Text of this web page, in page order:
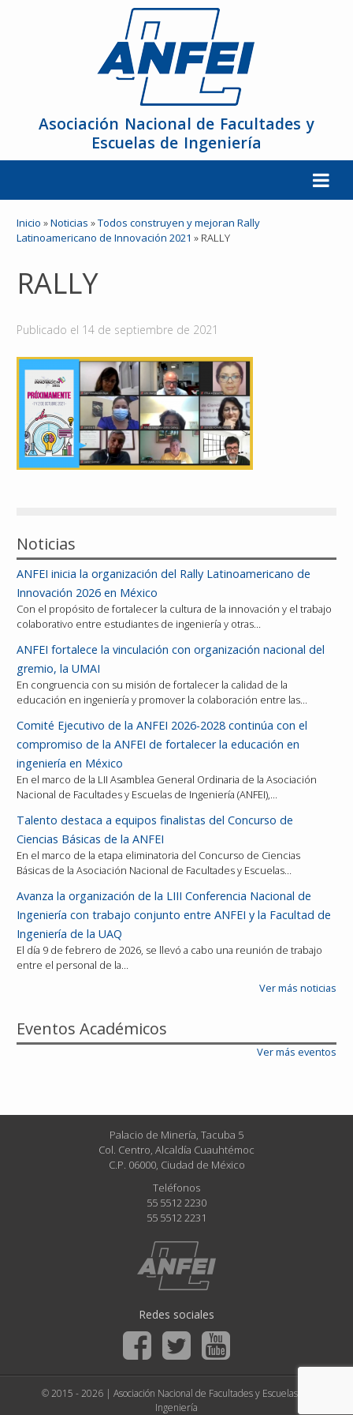
Asociación Nacional de Facultades y
Escuelas de Ingeniería
La ANFEI
Reuniones y Conferencias
Reconocimientos
Publicaciones
Afiliación
Inicio »Noticias »Todos construyen y mejoran Rally
Latinoamericano de Innovación 2021 » RALLY
RALLY
Publicado el 14 de septiembre de 2021
Noticias
ANFEI inicia la organización del Rally Latinoamericano de
Innovación 2026 en México
Con el propósito de fortalecer la cultura de la innovación y el trabajo
colaborativo entre estudiantes de ingeniería y otras…
ANFEI fortalece la vinculación con organización nacional del
gremio, la UMAI
En congruencia con su misión de fortalecer la calidad de la
educación en ingeniería y promover la colaboración entre las…
Comité Ejecutivo de la ANFEI 2026-2028 continúa con el
compromiso de la ANFEI de fortalecer la educación en
ingeniería en México
En el marco de la LII Asamblea General Ordinaria de la Asociación
Nacional de Facultades y Escuelas de Ingeniería (ANFEI),…
Talento destaca a equipos finalistas del Concurso de
Ciencias Básicas de la ANFEI
En el marco de la etapa eliminatoria del Concurso de Ciencias
Básicas de la Asociación Nacional de Facultades y Escuelas…
Avanza la organización de la LIII Conferencia Nacional de
Ingeniería con trabajo conjunto entre ANFEI y la Facultad de
Ingeniería de la UAQ
El día 9 de febrero de 2026, se llevó a cabo una reunión de trabajo
entre el personal de la…
Ver más noticias
Eventos Académicos
Ver más eventos
Palacio de Minería, Tacuba 5
Col. Centro, Alcaldía Cuauhtémoc
C.P. 06000, Ciudad de México
Teléfonos
55 5512 2230
55 5512 2231
Redes sociales
© 2015 - 2026 | Asociación Nacional de Facultades y Escuelas de
Ingeniería